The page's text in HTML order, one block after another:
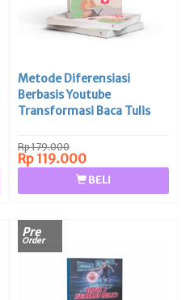
Metode Diferensiasi
Berbasis Youtube
Transformasi Baca Tulis
Inklusi
Rp 179.000
Rp 119.000
BELI
Pre
Order